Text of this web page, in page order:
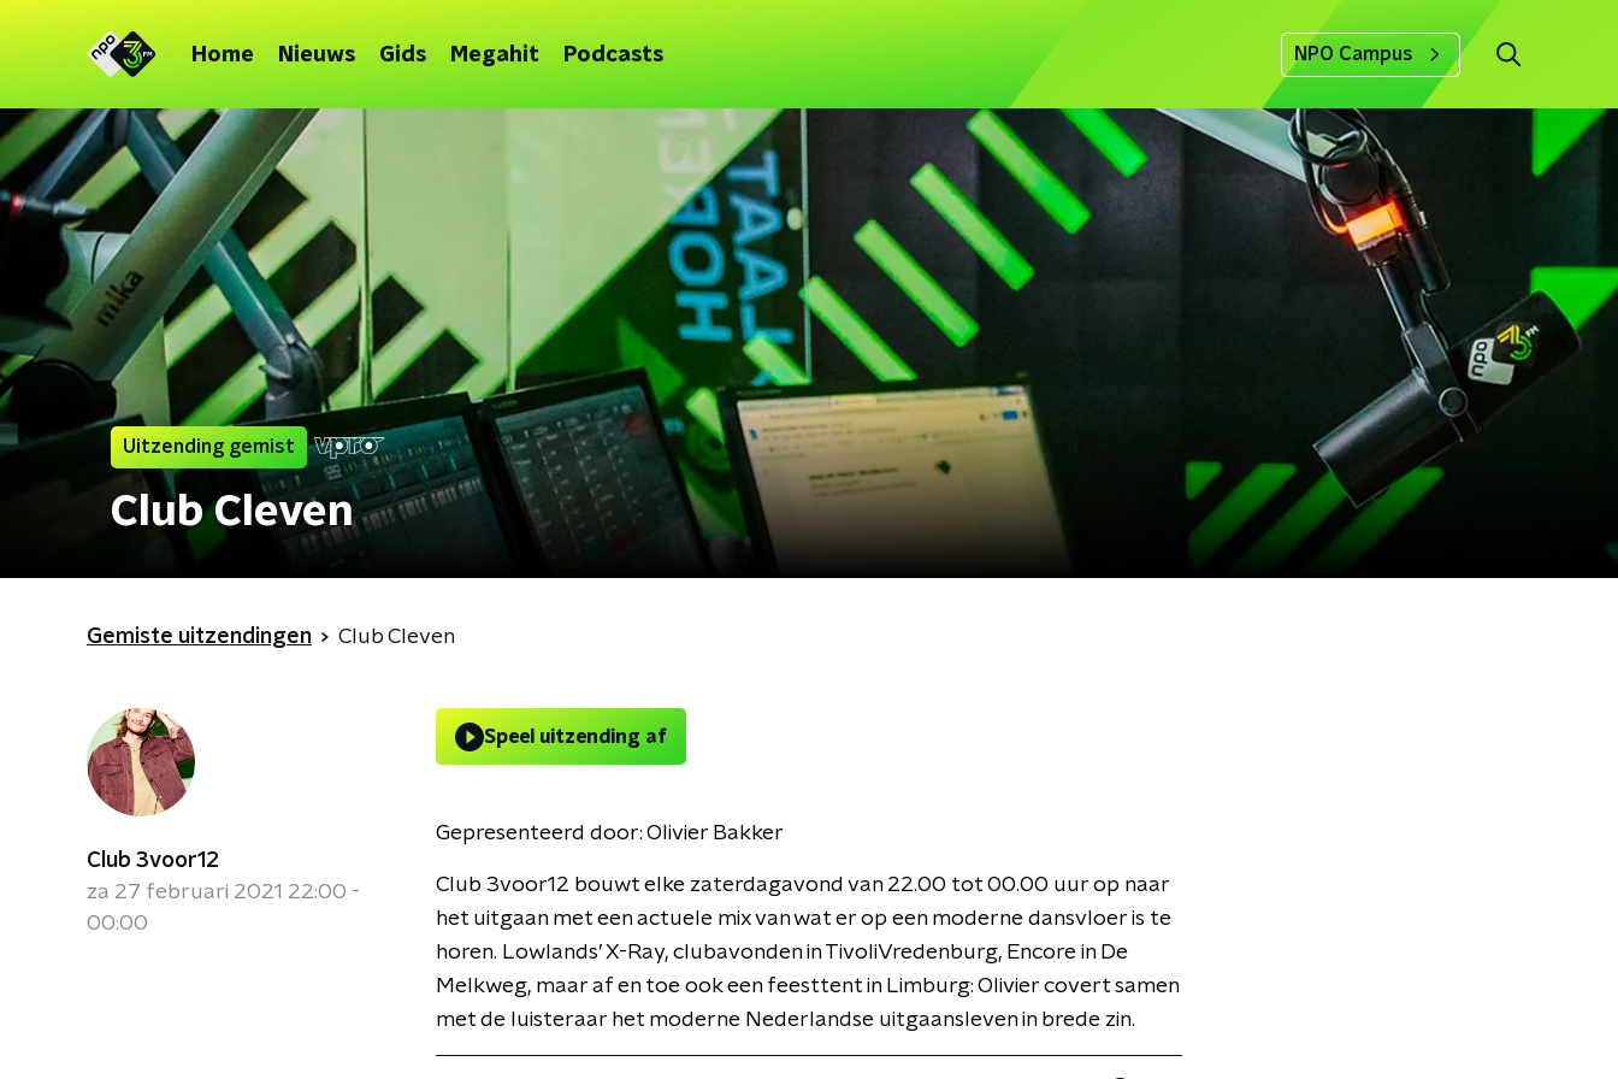
Home Nieuws Gids Megahit Podcasts NPO Campus
Uitzending gemist
Club Cleven
Gemiste uitzendingen Club Cleven
Club 3voor12
za 27 februari 2021 22:00 -
00:00
Speel uitzending af
Gepresenteerd door: Olivier Bakker
Club 3voor12 bouwt elke zaterdagavond van 22.00 tot 00.00 uur op naar
het uitgaan met een actuele mix van wat er op een moderne dansvloer is te
horen. Lowlands’ X-Ray, clubavonden in TivoliVredenburg, Encore in De
Melkweg, maar af en toe ook een feesttent in Limburg: Olivier covert samen
met de luisteraar het moderne Nederlandse uitgaansleven in brede zin.